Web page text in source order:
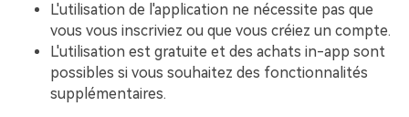
L'utilisation de l'application ne nécessite pas que
vous vous inscriviez ou que vous créiez un compte.
L'utilisation est gratuite et des achats in-app sont
possibles si vous souhaitez des fonctionnalités
supplémentaires.